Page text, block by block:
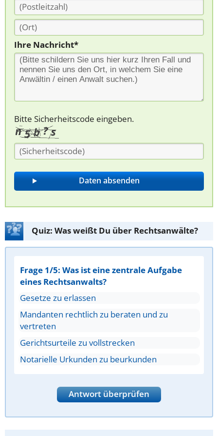
Ihre Nachricht*
Bitte Sicherheitscode eingeben.
Quiz: Was weißt Du über Rechtsanwälte?
Frage 1/5: Was ist eine zentrale Aufgabe
eines Rechtsanwalts?
Gesetze zu erlassen
Mandanten rechtlich zu beraten und zu
vertreten
Gerichtsurteile zu vollstrecken
Notarielle Urkunden zu beurkunden
Antwort überprüfen